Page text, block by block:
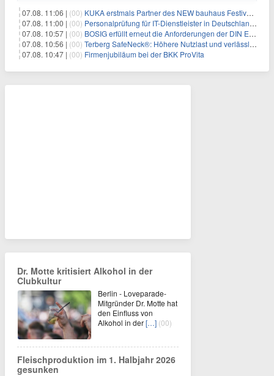
07.08. 11:06 | (00) KUKA erstmals Partner des NEW bauhaus Festivals 2026 in Weimar
07.08. 11:00 | (00) Personalprüfung für IT-Dienstleister in Deutschland: Was öffentliche Auftraggeber jetzt voraussetzen
07.08. 10:57 | (00) BOSIG erfüllt erneut die Anforderungen der DIN EN ISO 45001
07.08. 10:56 | (00) Terberg SafeNeck®: Höhere Nutzlast und verlässliche Fahrstabilität auf steilen Rampen
07.08. 10:47 | (00) Firmenjubiläum bei der BKK ProVita
Dr. Motte kritisiert Alkohol in der
Clubkultur
Berlin - Loveparade-
Mitgründer Dr. Motte hat
den Einfluss von
Alkohol in der[…] (00)
Fleischproduktion im 1. Halbjahr 2026
gesunken